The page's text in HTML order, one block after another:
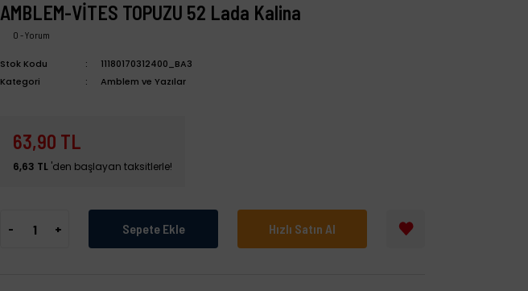
AMBLEM-VİTES TOPUZU 52 Lada Kalina
0 - Yorum
Stok Kodu
11180170312400_BA3
Kategori
Amblem ve Yazılar
63,90 TL
6,63 TL 'den başlayan taksitlerle!
- + Sepete Ekle Hızlı Satın Al